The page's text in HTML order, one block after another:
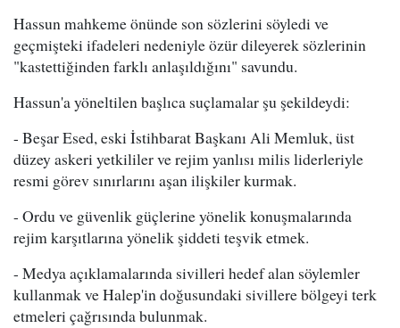
Hassun mahkeme önünde son sözlerini söyledi ve
geçmişteki ifadeleri nedeniyle özür dileyerek sözlerinin
"kastettiğinden farklı anlaşıldığını" savundu.
Hassun'a yöneltilen başlıca suçlamalar şu şekildeydi:
- Beşar Esed, eski İstihbarat Başkanı Ali Memluk, üst
düzey askeri yetkililer ve rejim yanlısı milis liderleriyle
resmi görev sınırlarını aşan ilişkiler kurmak.
- Ordu ve güvenlik güçlerine yönelik konuşmalarında
rejim karşıtlarına yönelik şiddeti teşvik etmek.
- Medya açıklamalarında sivilleri hedef alan söylemler
kullanmak ve Halep'in doğusundaki sivillere bölgeyi terk
etmeleri çağrısında bulunmak.